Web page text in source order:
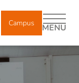
Campus MENU